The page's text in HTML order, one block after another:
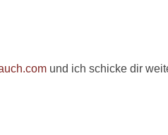
und ich schicke dir